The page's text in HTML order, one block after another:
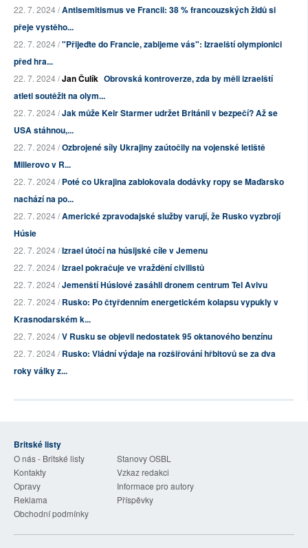
22. 7. 2024 /Antisemitismus ve Francii: 38 % francouzských židů si
přeje vystěho...
22. 7. 2024 /"Přijeďte do Francie, zabijeme vás": Izraelští olympionici
před hra...
22. 7. 2024 /Jan Čulík Obrovská kontroverze, zda by měli izraelští
atleti soutěžit na olym...
22. 7. 2024 /Jak může Keir Starmer udržet Británii v bezpečí? Až se
USA stáhnou,...
22. 7. 2024 /Ozbrojené síly Ukrajiny zaútočily na vojenské letiště
Millerovo v R...
22. 7. 2024 /Poté co Ukrajina zablokovala dodávky ropy se Maďarsko
nachází na po...
22. 7. 2024 /Americké zpravodajské služby varují, že Rusko vyzbrojí
Húsie
22. 7. 2024 /Izrael útočí na húsijské cíle v Jemenu
22. 7. 2024 /Izrael pokračuje ve vraždění civilistů
22. 7. 2024 /Jemenští Húsiové zasáhli dronem centrum Tel Avivu
22. 7. 2024 /Rusko: Po čtyřdenním energetickém kolapsu vypukly v
Krasnodarském k...
22. 7. 2024 /V Rusku se objevil nedostatek 95 oktanového benzínu
22. 7. 2024 /Rusko: Vládní výdaje na rozšiřování hřbitovů se za dva
roky války z...
Britské listy
O nás - Britské listy
Stanovy OSBL
Kontakty
Vzkaz redakci
Opravy
Informace pro autory
Reklama
Příspěvky
Obchodní podmínky